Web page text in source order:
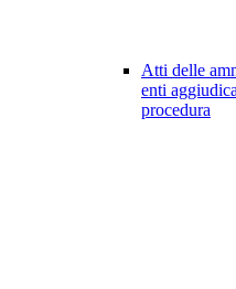
Atti delle
enti
procedura